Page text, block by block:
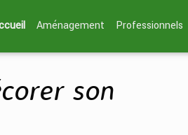
Aménagement Professionnels
son